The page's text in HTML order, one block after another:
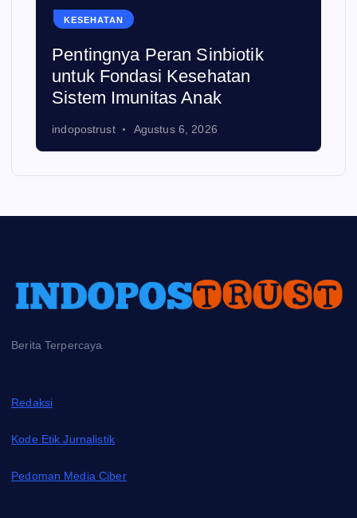
KESEHATAN
Pentingnya Peran Sinbiotik
untuk Fondasi Kesehatan
Sistem Imunitas Anak
indopostrust Agustus 6, 2026
Berita Terpercaya
Redaksi
Kode Etik Jurnalistik
Pedoman Media Ciber